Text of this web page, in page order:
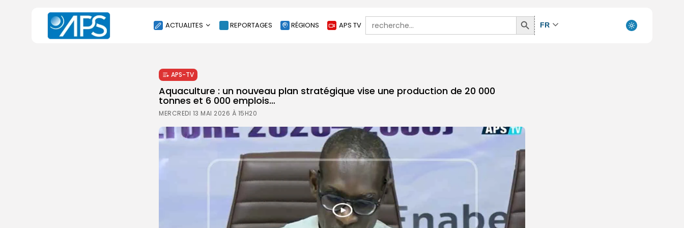
ACTUALITES
SOCIÉTÉ
ÉCONOMIE
CULTURE
ENVIRONNEMENT
REPORTAGES RÉGIONS APS TV
Search
for:
Search
Button
FR
APS-TV
Aquaculture : un nouveau plan stratégique vise une production de 20 000
tonnes et 6 000 emplois…
MERCREDI 13 MAI 2026 À 15H20